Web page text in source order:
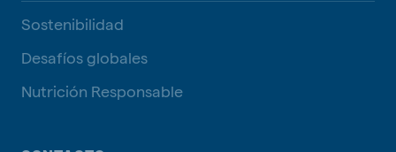
Sostenibilidad
Desafíos globales
Nutrición Responsable